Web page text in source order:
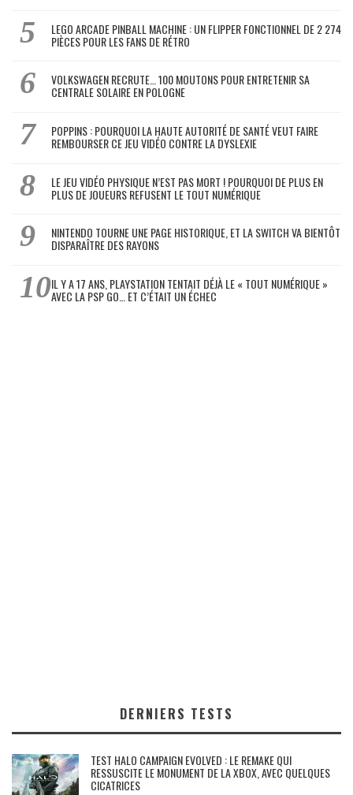
LEGO ARCADE PINBALL MACHINE : UN FLIPPER FONCTIONNEL DE 2 274
PIÈCES POUR LES FANS DE RÉTRO
VOLKSWAGEN RECRUTE… 100 MOUTONS POUR ENTRETENIR SA
CENTRALE SOLAIRE EN POLOGNE
POPPINS : POURQUOI LA HAUTE AUTORITÉ DE SANTÉ VEUT FAIRE
REMBOURSER CE JEU VIDÉO CONTRE LA DYSLEXIE
LE JEU VIDÉO PHYSIQUE N’EST PAS MORT ! POURQUOI DE PLUS EN
PLUS DE JOUEURS REFUSENT LE TOUT NUMÉRIQUE
NINTENDO TOURNE UNE PAGE HISTORIQUE, ET LA SWITCH VA BIENTÔT
DISPARAÎTRE DES RAYONS
IL Y A 17 ANS, PLAYSTATION TENTAIT DÉJÀ LE « TOUT NUMÉRIQUE »
AVEC LA PSP GO… ET C’ÉTAIT UN ÉCHEC
DERNIERS TESTS
TEST HALO CAMPAIGN EVOLVED : LE REMAKE QUI
RESSUSCITE LE MONUMENT DE LA XBOX, AVEC QUELQUES
CICATRICES